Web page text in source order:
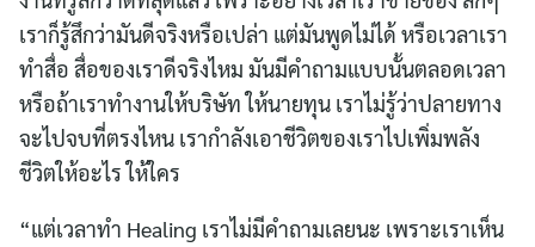
เราก็รู้สึกว่ามันดีจริงหรือเปล่า แต่มันพูดไม่ได้ หรือเวลาเรา
ทำสื่อ สื่อของเราดีจริงไหม มันมีคำถามแบบนั้นตลอดเวลา
หรือถ้าเราทำงานให้บริษัท ให้นายทุน เราไม่รู้ว่าปลายทาง
จะไปจบที่ตรงไหน เรากำลังเอาชีวิตของเราไปเพิ่มพลัง
ชีวิตให้อะไร ให้ใคร
“แต่เวลาทำ Healing เราไม่มีคำถามเลยนะ เพราะเราเห็น